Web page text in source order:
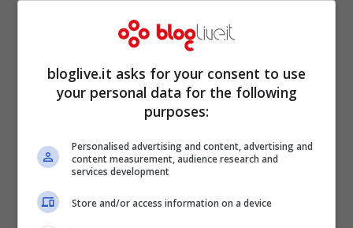
e notebook ultra-slim con un grande
schermo Ultra HD, oltre ai sistemi di rete
ad alte prestazioni”. Il chip LPDDR4 offrirà
velocità di trasferimento di 3200
megabit al secondo per pin
addetti ai lavori significa una velocità
doppia rispetto ai chip presenti
attualmente sul mercato.
bloglive.it asks for your consent to use
your personal data for the following
purposes:
Personalised advertising and content, advertising and
content measurement, audience research and
services development
Store and/or access information on a device